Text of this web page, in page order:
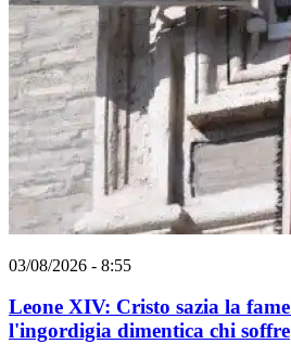
03/08/2026 - 8:55
Leone XIV: Cristo sazia la
l'ingordigia dimentica chi soffre